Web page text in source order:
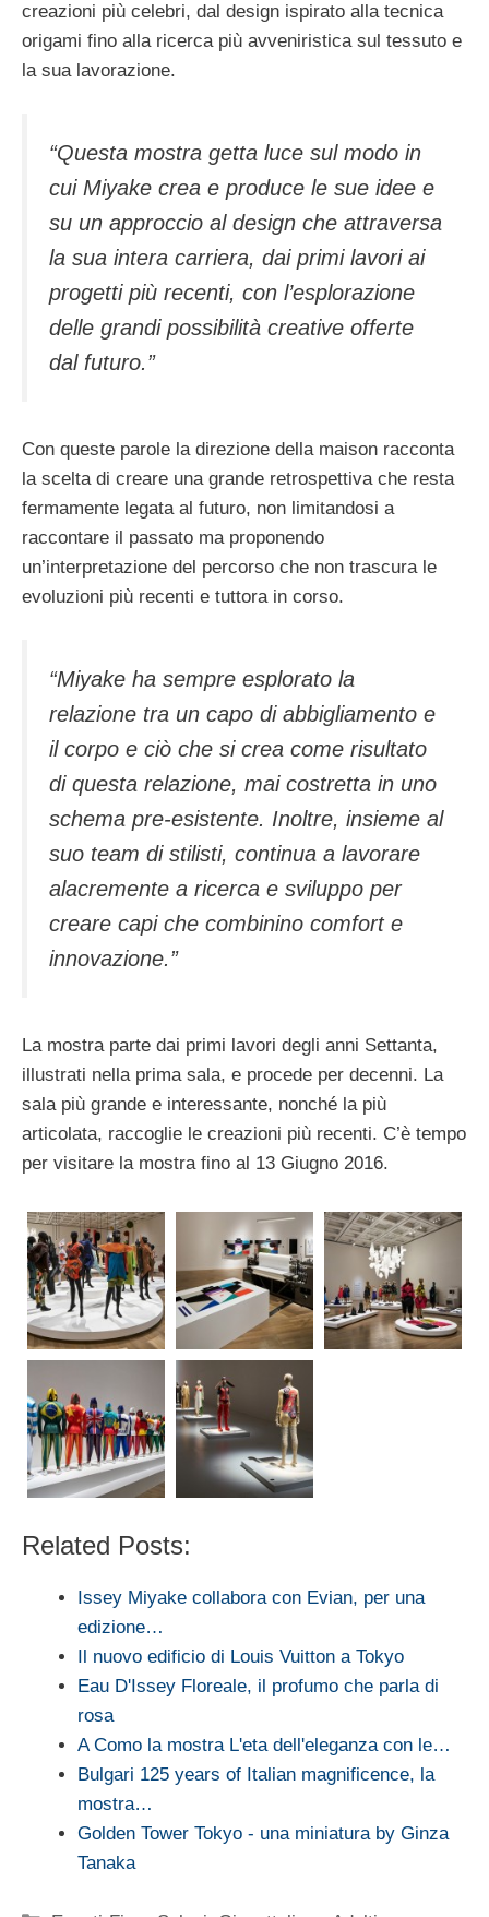
creazioni più celebri, dal design ispirato alla tecnica
origami fino alla ricerca più avveniristica sul tessuto e
la sua lavorazione.
“Questa mostra getta luce sul modo in
cui Miyake crea e produce le sue idee e
su un approccio al design che attraversa
la sua intera carriera, dai primi lavori ai
progetti più recenti, con l’esplorazione
delle grandi possibilità creative offerte
dal futuro.”
Con queste parole la direzione della maison racconta
la scelta di creare una grande retrospettiva che resta
fermamente legata al futuro, non limitandosi a
raccontare il passato ma proponendo
un’interpretazione del percorso che non trascura le
evoluzioni più recenti e tuttora in corso.
“Miyake ha sempre esplorato la
relazione tra un capo di abbigliamento e
il corpo e ciò che si crea come risultato
di questa relazione, mai costretta in uno
schema pre-esistente. Inoltre, insieme al
suo team di stilisti, continua a lavorare
alacremente a ricerca e sviluppo per
creare capi che combinino comfort e
innovazione.”
La mostra parte dai primi lavori degli anni Settanta,
illustrati nella prima sala, e procede per decenni. La
sala più grande e interessante, nonché la più
articolata, raccoglie le creazioni più recenti. C’è tempo
per visitare la mostra fino al 13 Giugno 2016.
Related Posts:
Issey Miyake collabora con Evian, per una
edizione…
Il nuovo edificio di Louis Vuitton a Tokyo
Eau D'Issey Floreale, il profumo che parla di
rosa
A Como la mostra L'eta dell'eleganza con le…
Bulgari 125 years of Italian magnificence, la
mostra…
Golden Tower Tokyo - una miniatura by Ginza
Tanaka